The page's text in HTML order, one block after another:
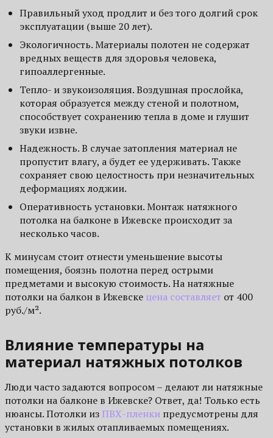
Правильный уход продлит и без того долгий срок
эксплуатации (выше 20 лет).
Экологичность. Материалы полотен не содержат
вредных веществ для здоровья человека,
гипоаллергенные.
Тепло- и звукоизоляция. Воздушная прослойка,
которая образуется между стеной и полотном,
способствует сохранению тепла в доме и глушит
звуки извне.
Надежность. В случае затопления материал не
пропустит влагу, а будет ее удерживать. Также
сохраняет свою целостность при незначительных
деформациях лоджии.
Оперативность установки. Монтаж натяжного
потолка на балконе в Ижевске происходит за
несколько часов.
К минусам стоит отнести уменьшение высоты
помещения, боязнь полотна перед острыми
предметами и высокую стоимость. На натяжные
потолки на балкон в Ижевске цена составляет от 400
руб./м².
Влияние температуры на
материал натяжных потолков
Люди часто задаются вопросом – делают ли натяжные
потолки на балконе в Ижевске? Ответ, да! Только есть
нюансы. Потолки из ПВХ-пленки предусмотрены для
установки в жилых отапливаемых помещениях.